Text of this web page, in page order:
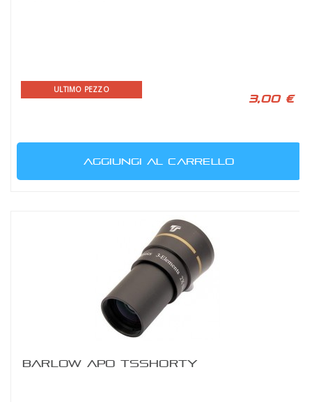
ULTIMO PEZZO
3,00 €
AGGIUNGI AL CARRELLO
BARLOW APO TSSHORTY